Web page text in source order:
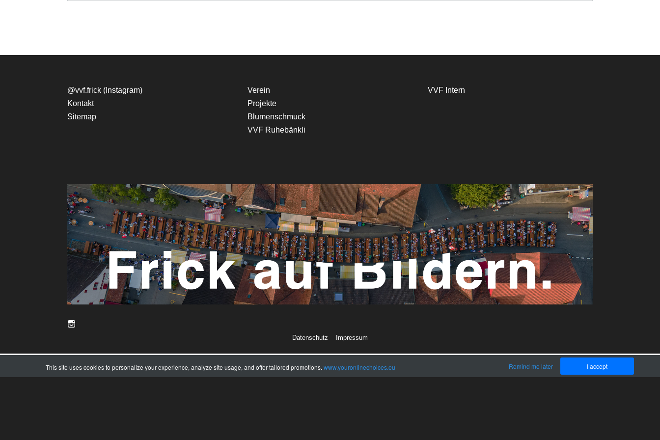
@vvf.frick (Instagram)
​Kontakt
Sitemap
Verein
​Projekte
Blumenschmuck
VVF Ruhebänkli
VVF Intern
Datenschutz Impressum
This site uses cookies to personalize your experience, analyze site usage, and offer tailored promotions. www.youronlinechoices.eu Remind me later I accept